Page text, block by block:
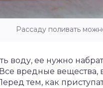
Рассаду поливать
воду, ее нужно
вредные
тем, как